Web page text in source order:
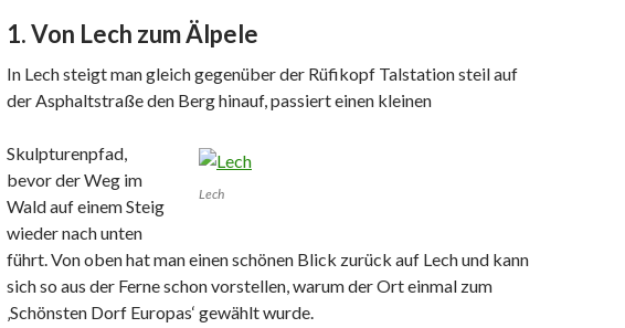
1. Von Lech zum Älpele
In Lech steigt man gleich gegenüber der Rüfikopf Talstation steil auf
der Asphaltstraße den Berg hinauf, passiert einen kleinen
Lech
Skulpturenpfad,
bevor der Weg im
Wald auf einem Steig
wieder nach unten
führt. Von oben hat man einen schönen Blick zurück auf Lech und kann
sich so aus der Ferne schon vorstellen, warum der Ort einmal zum
‚Schönsten Dorf Europas‘ gewählt wurde.